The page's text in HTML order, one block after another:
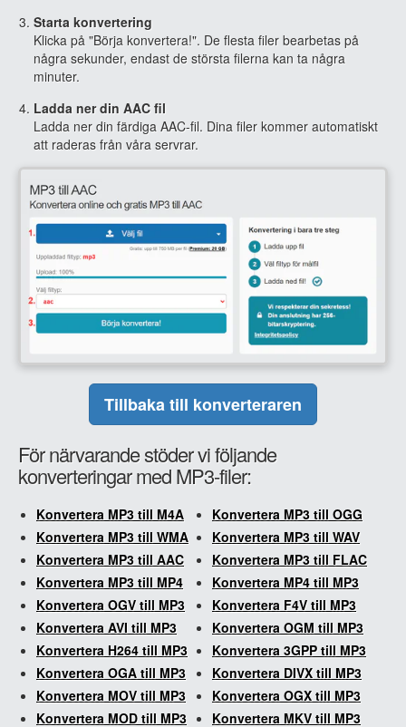
Starta konvertering
Klicka på "Börja konvertera!". De flesta filer bearbetas på
några sekunder, endast de största filerna kan ta några
minuter.
Ladda ner din AAC fil
Ladda ner din färdiga AAC-fil. Dina filer kommer automatiskt
att raderas från våra servrar.
Tillbaka till konverteraren
För närvarande stöder vi följande
konverteringar med MP3-filer:
Konvertera MP3 till M4A
Konvertera MP3 till OGG
Konvertera MP3 till WMA
Konvertera MP3 till WAV
Konvertera MP3 till AAC
Konvertera MP3 till FLAC
Konvertera MP3 till MP4
Konvertera MP4 till MP3
Konvertera OGV till MP3
Konvertera F4V till MP3
Konvertera AVI till MP3
Konvertera OGM till MP3
Konvertera H264 till MP3
Konvertera 3GPP till MP3
Konvertera OGA till MP3
Konvertera DIVX till MP3
Konvertera MOV till MP3
Konvertera OGX till MP3
Konvertera MOD till MP3
Konvertera MKV till MP3